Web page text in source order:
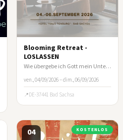
Blooming Retreat -
LOSLASSEN
Wie übergebe ich Gott mein Unternehmen?
ven., 04/09/2026 – dim., 06/09/2026
DE-37441 Bad Sachsa
04 KOSTENLOS